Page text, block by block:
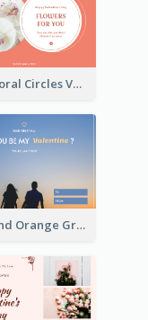
Pink Floral Circles Valentines Day Gift Card
Blue And Orange Gradient Photo Valentines Day Gift Card